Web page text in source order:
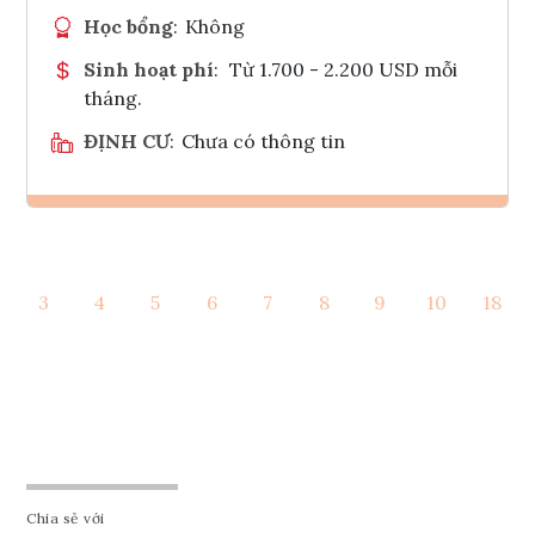
Học bổng: Không
Sinh hoạt phí: Từ 1.700 - 2.200 USD mỗi
tháng.
ĐỊNH CƯ: Chưa có thông tin
Tham vấn Interlink
3 4 5 6 7 8 9 10 18
Chia sẻ với